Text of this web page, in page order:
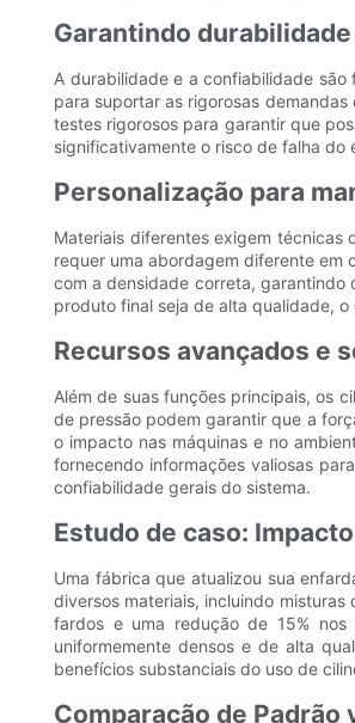
Garantindo
A durabilidade e a confiabilidade
para suportar as rigorosas
testes rigorosos para garantir que
significativamente o risco de falha
Personalização para
Materiais diferentes exigem técnicas
requer uma abordagem diferente em
com a densidade correta, garantindo
produto final seja de alta qualidade,
Recursos avançados e
Além de suas funções principais, os
de pressão podem garantir que a
o impacto nas máquinas e no
fornecendo informações valiosas
confiabilidade gerais do sistema.
Estudo de caso:
Uma fábrica que atualizou sua
diversos materiais, incluindo
fardos e uma redução de 15% nos
uniformemente densos e de alta
benefícios substanciais do uso de
Comparação de